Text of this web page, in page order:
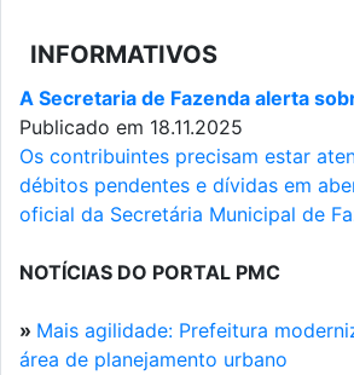
INFORMATIVOS
A Secretaria de Fazenda alerta
Publicado em 18.11.2025
Os contribuintes precisam estar
débitos pendentes e dívidas em
oficial da Secretária Municipal de
NOTÍCIAS DO PORTAL PMC
» Mais agilidade: Prefeitura
área de planejamento urbano